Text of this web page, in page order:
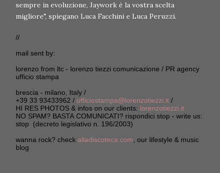
sempre in evoluzione, Jaywork è la vostra scelta
migliore", spiegano Luca Facchini e Luca Peruzzi.
//
mail sent by:
lorenzo from ltc - lorenzo tiezzi comunicazione / PR agency
ufficio stampa
brescia - milano, Italy /
+39 33 93433962 / ufficiostampa@lorenzotiezzi.it /
HI RES PHOTOS & infos on our clients: lorenzotiezzi.it
NO SPAM? BASTA COMUNICATI? rispondici stop - write us:
stop (decreto legislativo n. 196/2003)
wanna rock? check alladiscoteca.com , our lifestyle & music
blog